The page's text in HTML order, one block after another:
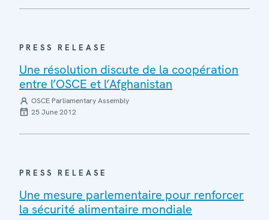
PRESS RELEASE
Une résolution discute de la coopération
entre l’OSCE et l’Afghanistan
OSCE Parliamentary Assembly
25 June 2012
PRESS RELEASE
Une mesure parlementaire pour renforcer
la sécurité alimentaire mondiale